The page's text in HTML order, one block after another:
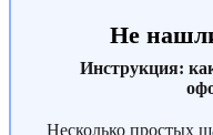
Не
Инструкция:
Несколько простых